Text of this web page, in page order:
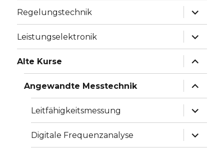
Regelungstechnik
Leistungselektronik
Alte Kurse
Angewandte Messtechnik
Leitfähigkeitsmessung
Digitale Frequenzanalyse